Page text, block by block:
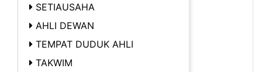
SETIAUSAHA
AHLI DEWAN
TEMPAT DUDUK AHLI
TAKWIM